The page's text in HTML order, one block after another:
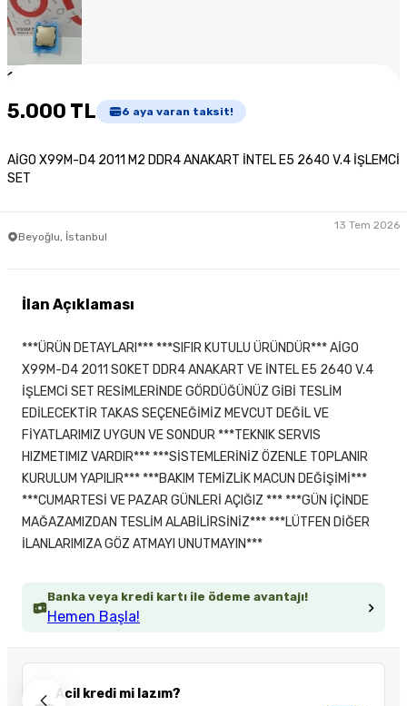
1
5.000 TL 6 aya varan taksit!
AİGO X99M-D4 2011 M2 DDR4 ANAKART İNTEL E5 2640 V.4 İŞLEMCİ
SET
Beyoğlu, İstanbul
13 Tem 2026
Banka veya kredi kartı ile ödeme avantajı!
Hemen Başla!
Acil kredi mi lazım?
İlan Açıklaması
***ÜRÜN DETAYLARI*** ***SIFIR KUTULU ÜRÜNDÜR*** AİGO
X99M-D4 2011 SOKET DDR4 ANAKART VE İNTEL E5 2640 V.4
İŞLEMCİ SET RESİMLERİNDE GÖRDÜĞÜNÜZ GİBİ TESLİM
EDİLECEKTİR TAKAS SEÇENEĞİMİZ MEVCUT DEĞİL VE
FİYATLARIMIZ UYGUN VE SONDUR ***TEKNIK SERVIS
HIZMETIMIZ VARDIR*** ***SİSTEMLERİNİZ ÖZENLE TOPLANIR
KURULUM YAPILIR*** ***BAKIM TEMİZLİK MACUN DEĞİŞİMİ***
***CUMARTESİ VE PAZAR GÜNLERİ AÇIĞIZ *** ***GÜN İÇİNDE
MAĞAZAMIZDAN TESLİM ALABİLİRSİNİZ*** ***LÜTFEN DİĞER
İLANLARIMIZA GÖZ ATMAYI UNUTMAYIN***